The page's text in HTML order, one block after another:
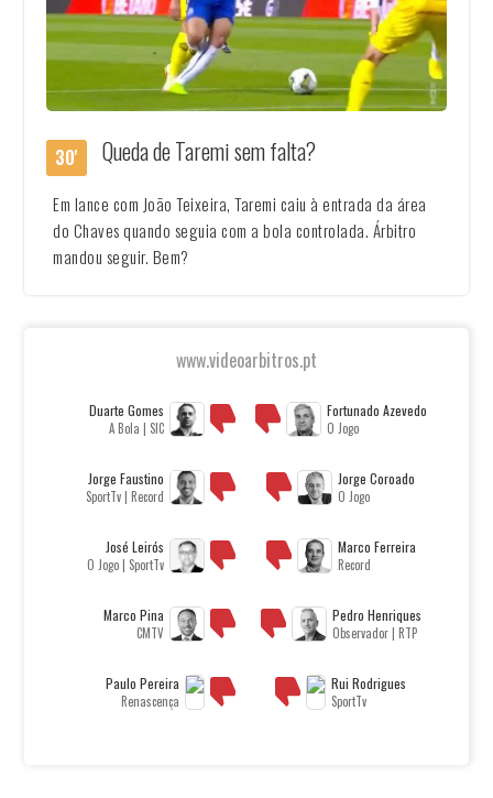
30' Queda de Taremi sem falta?
Em lance com João Teixeira, Taremi caiu à entrada da área
do Chaves quando seguia com a bola controlada. Árbitro
mandou seguir. Bem?
www.videoarbitros.pt
Duarte Gomes
A Bola | SIC
Fortunado Azevedo
O Jogo
Jorge Faustino
SportTv | Record
Jorge Coroado
O Jogo
José Leirós
O Jogo | SportTv
Marco Ferreira
Record
Marco Pina
CMTV
Pedro Henriques
Observador | RTP
Paulo Pereira
Renascença
Rui Rodrigues
SportTv